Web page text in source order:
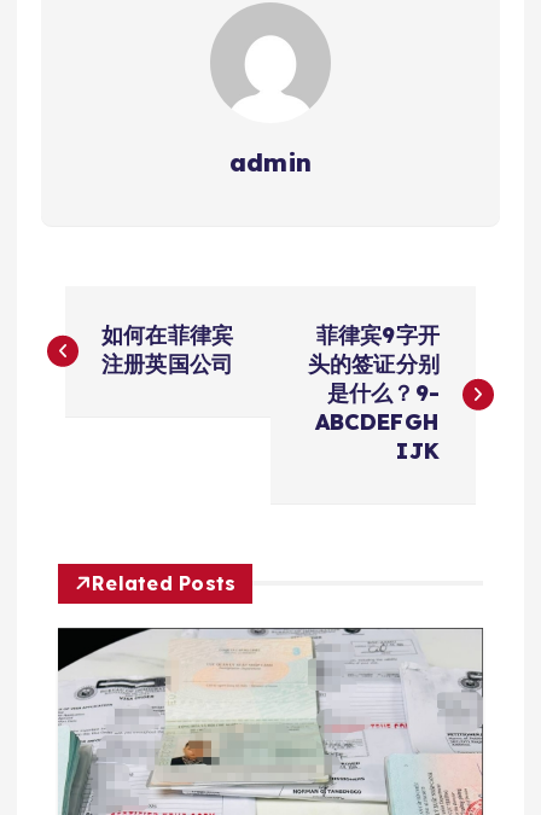
admin
章
如何在菲律宾
注册英国公司
菲律宾9字开
头的签证分别
是什么？9-
ABCDEFGH
IJK
Related Posts